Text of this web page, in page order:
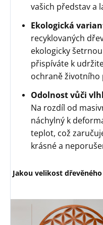
vašich představ a
Ekologická
recyklovaných
ekologicky
přispíváte k
ochraně životního
Odolnost vůči
Na rozdíl od
náchylný k
teplot, což
krásné a
Jakou velikost